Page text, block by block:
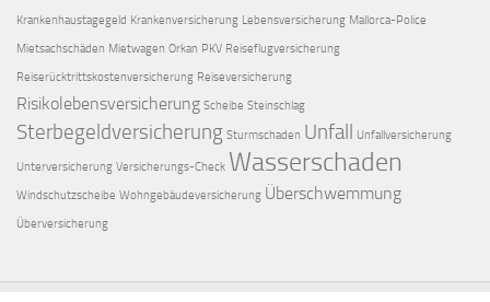
Krankenhaustagegeld Krankenversicherung Lebensversicherung Mallorca-Police
Mietsachschäden Mietwagen Orkan PKV Reiseflugversicherung
Reiserücktrittskostenversicherung Reiseversicherung
Risikolebensversicherung Scheibe Steinschlag
Sterbegeldversicherung Sturmschaden Unfall Unfallversicherung
Unterversicherung Versicherungs-Check Wasserschaden
Windschutzscheibe Wohngebäudeversicherung Überschwemmung
Überversicherung